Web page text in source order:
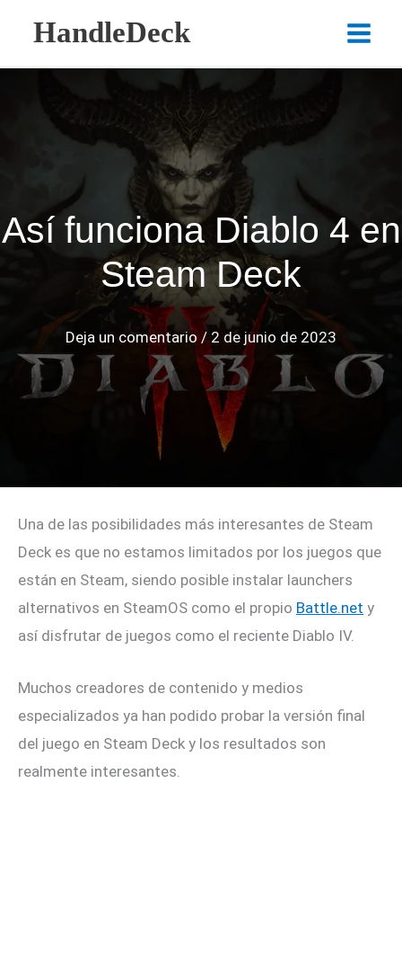
contenido
HandleDeck
Main
Así funciona Diablo 4 en
Steam Deck
Deja un comentario /2 de junio de 2023
Una de las posibilidades más interesantes de Steam
Deck es que no estamos limitados por los juegos que
están en Steam, siendo posible instalar launchers
alternativos en SteamOS como el propio Battle.net y
así disfrutar de juegos como el reciente Diablo IV.
Muchos creadores de contenido y medios
especializados ya han podido probar la versión final
del juego en Steam Deck y los resultados son
realmente interesantes.